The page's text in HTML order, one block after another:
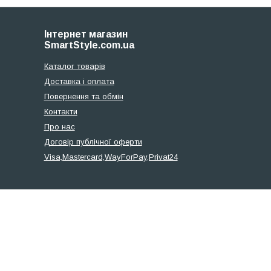
Інтернет магазин
SmartStyle.com.ua
Каталог товарів
Доставка і оплата
Повернення та обмін
Контакти
Про нас
Договір публічної оферти
Visa,Mastercard,WayForPay,Privat24